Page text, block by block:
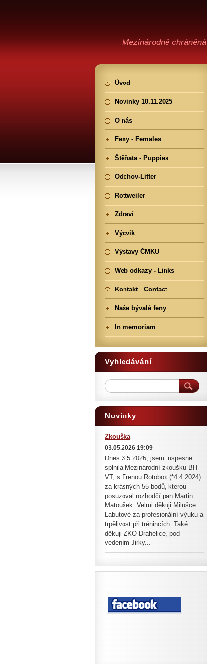
Mezinárodně
Úvod
Novinky 10.11.2025
O nás
Feny - Females
Štěňata - Puppies
Odchov-Litter
Rottweiler
Zdraví
Výcvik
Výstavy ČMKU
Web odkazy - Links
Kontakt - Contact
Naše bývalé feny
In memoriam
Vyhledávání
Novinky
Zkouška
03.05.2026 19:09
Dnes 3.5.2026, jsem úspěšně
splnila Mezinárodní zkoušku BH-
VT, s Frenou Rotobox (*4.4.2024)
za krásných 55 bodů, kterou
posuzoval rozhodčí pan Martin
Matoušek. Velmi děkuji Milušce
Labutové za profesionální výuku a
trpělivost při trénincích. Také
děkuji ZKO Drahelice, pod
vedením Jirky...